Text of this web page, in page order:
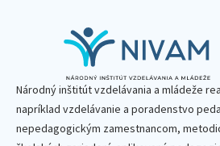
Národný inštitút vzdelávania a mládeže
napríklad vzdelávanie a poradenstvo
nepedagogickým zamestnancom,